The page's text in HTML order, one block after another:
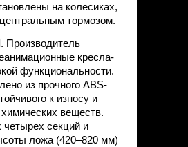
на колесиках,
тормозом.
. Производитель
кресла-
функциональности.
из прочного ABS-
к износу и
веществ.
четырех секций и
ложа (420–820 мм)